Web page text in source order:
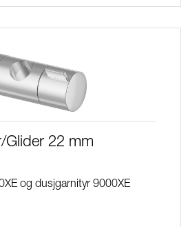
Glider 22 mm
og dusjgarnityr 9000XE